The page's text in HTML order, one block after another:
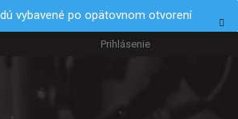
vybavené po opätovnom otvorení
Prihlásenie